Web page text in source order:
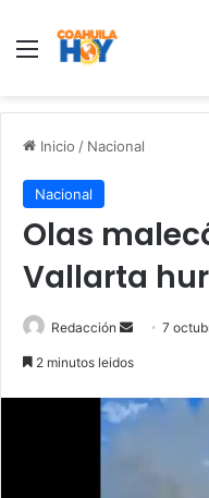
Menu
Inicio / Nacional
Nacional
Olas
Vallarta
Redacción
d
7
2 minutos leidos